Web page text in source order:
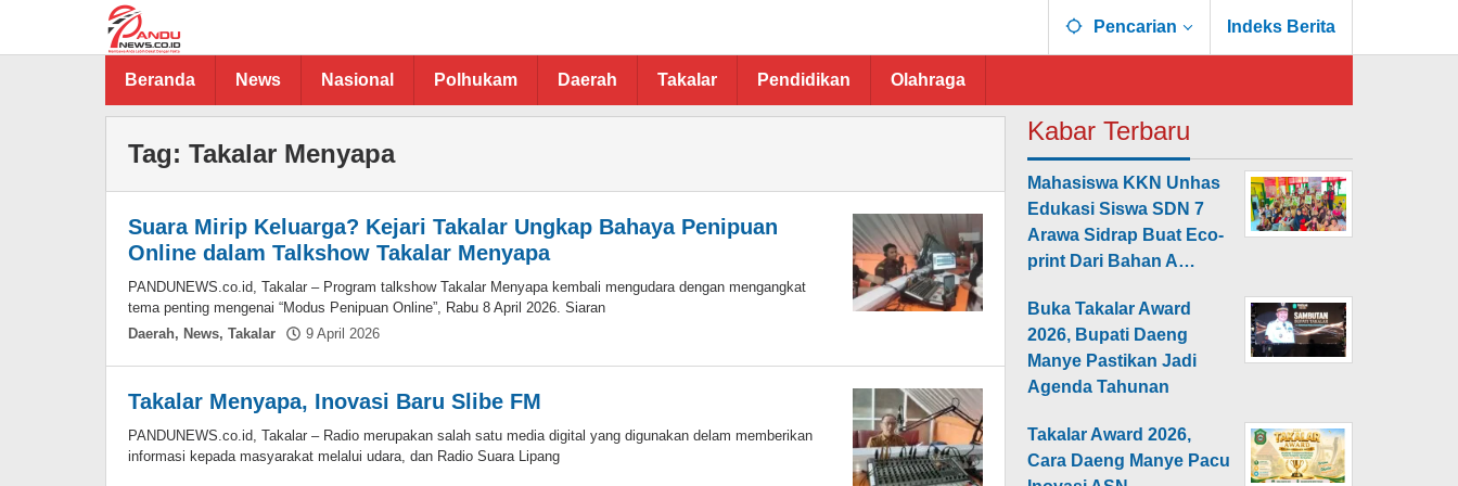
Pencarian Indeks Berita
Beranda News Nasional Polhukam Daerah Takalar Pendidikan Olahraga
Tag: Takalar Menyapa
Suara Mirip Keluarga? Kejari Takalar Ungkap Bahaya Penipuan
Online dalam Talkshow Takalar Menyapa
PANDUNEWS.co.id, Takalar – Program talkshow Takalar Menyapa kembali mengudara dengan mengangkat
tema penting mengenai “Modus Penipuan Online”, Rabu 8 April 2026. Siaran
Daerah, News, Takalar 9 April 2026
Takalar Menyapa, Inovasi Baru Slibe FM
PANDUNEWS.co.id, Takalar – Radio merupakan salah satu media digital yang digunakan delam memberikan
informasi kepada masyarakat melalui udara, dan Radio Suara Lipang
Kabar Terbaru
Mahasiswa KKN Unhas
Edukasi Siswa SDN 7
Arawa Sidrap Buat Eco-
print Dari Bahan A…
Buka Takalar Award
2026, Bupati Daeng
Manye Pastikan Jadi
Agenda Tahunan
Takalar Award 2026,
Cara Daeng Manye Pacu